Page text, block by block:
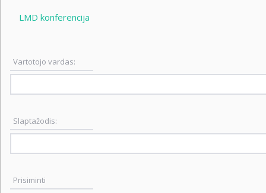
LMD konferencija
Vartotojo vardas:
Slaptažodis:
Prisiminti